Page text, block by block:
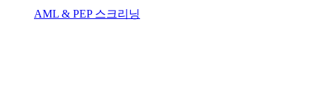
AML & PEP 스크리닝